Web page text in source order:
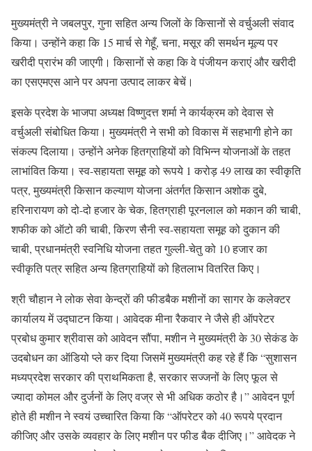
मुख्यमंत्री ने जबलपुर, गुना सहित अन्य जिलों के किसानों से वर्चुअली संवाद
किया। उन्होंने कहा कि 15 मार्च से गेहूँ, चना, मसूर की समर्थन मूल्य पर
खरीदी प्रारंभ की जाएगी। किसानों से कहा कि वे पंजीयन कराएं और खरीदी
का एसएमएस आने पर अपना उत्पाद लाकर बेचें।
इसके प्रदेश के भाजपा अध्यक्ष विष्णुदत्त शर्मा ने कार्यक्रम को देवास से
वर्चुअली संबोधित किया। मुख्यमंत्री ने सभी को विकास में सहभागी होने का
संकल्प दिलाया। उन्होंने अनेक हितग्राहियों को विभिन्न योजनाओं के तहत
लाभांवित किया। स्व-सहायता समूह को रूपये 1 करोड़ 49 लाख का स्वीकृति
पत्र, मुख्यमंत्री किसान कल्याण योजना अंतर्गत किसान अशोक दुबे,
हरिनारायण को दो-दो हजार के चेक, हितग्राही पूरनलाल को मकान की चाबी,
शफीक को ऑटो की चाबी, किरण सैनी स्व-सहायता समूह को दुकान की
चाबी, प्रधानमंत्री स्वनिधि योजना तहत गुल्ली-चेतु को 10 हजार का
स्वीकृति पत्र सहित अन्य हितग्राहियों को हितलाभ वितरित किए।
श्री चौहान ने लोक सेवा केन्द्रों की फीडबैक मशीनों का सागर के कलेक्टर
कार्यालय में उद्घाटन किया। आवेदक मीना रैकवार ने जैसे ही ऑपरेटर
प्रबोध कुमार श्रीवास को आवेदन सौंपा, मशीन ने मुख्यमंत्री के 30 सेकंड के
उदबोधन का ऑडियो प्ले कर दिया जिसमें मुख्यमंत्री कह रहे हैं कि “सुशासन
मध्यप्रदेश सरकार की प्राथमिकता है, सरकार सज्जनों के लिए फूल से
ज्यादा कोमल और दुर्जनों के लिए वज्र से भी अधिक कठोर है।” आवेदन पूर्ण
होते ही मशीन ने स्वयं उच्चारित किया कि “ऑपरेटर को 40 रूपये प्रदान
कीजिए और उसके व्यवहार के लिए मशीन पर फीड बैक दीजिए।” आवेदक ने